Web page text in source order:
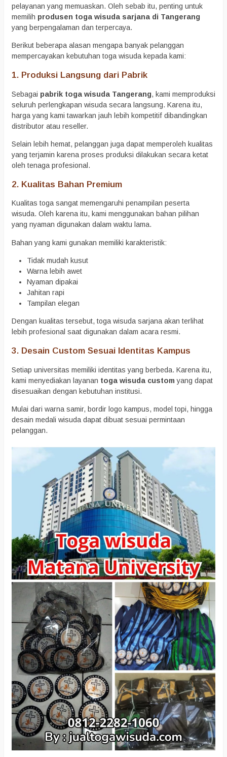
pelayanan yang memuaskan. Oleh sebab itu, penting untuk
memilih produsen toga wisuda sarjana di Tangerang
yang berpengalaman dan terpercaya.
Berikut beberapa alasan mengapa banyak pelanggan
mempercayakan kebutuhan toga wisuda kepada kami:
1. Produksi Langsung dari Pabrik
Sebagai pabrik toga wisuda Tangerang, kami memproduksi
seluruh perlengkapan wisuda secara langsung. Karena itu,
harga yang kami tawarkan jauh lebih kompetitif dibandingkan
distributor atau reseller.
Selain lebih hemat, pelanggan juga dapat memperoleh kualitas
yang terjamin karena proses produksi dilakukan secara ketat
oleh tenaga profesional.
2. Kualitas Bahan Premium
Kualitas toga sangat memengaruhi penampilan peserta
wisuda. Oleh karena itu, kami menggunakan bahan pilihan
yang nyaman digunakan dalam waktu lama.
Bahan yang kami gunakan memiliki karakteristik:
Tidak mudah kusut
Warna lebih awet
Nyaman dipakai
Jahitan rapi
Tampilan elegan
Dengan kualitas tersebut, toga wisuda sarjana akan terlihat
lebih profesional saat digunakan dalam acara resmi.
3. Desain Custom Sesuai Identitas Kampus
Setiap universitas memiliki identitas yang berbeda. Karena itu,
kami menyediakan layanan toga wisuda custom yang dapat
disesuaikan dengan kebutuhan institusi.
Mulai dari warna samir, bordir logo kampus, model topi, hingga
desain medali wisuda dapat dibuat sesuai permintaan
pelanggan.